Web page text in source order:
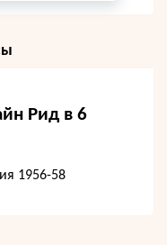
Рид в 6
1956-58